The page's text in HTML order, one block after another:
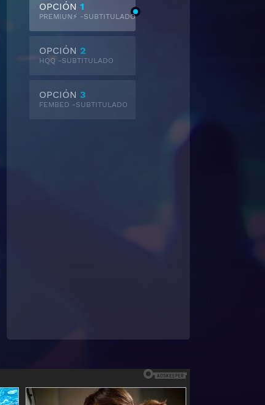
OPCIÓN 1
PREMIUN⚡ -SUBTITULADO
OPCIÓN 2
HQQ -SUBTITULADO
OPCIÓN 3
FEMBED -SUBTITULADO